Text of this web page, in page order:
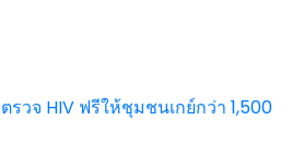
รวจ HIV ฟรีให้ชุมชนเกย์กว่า 1,500